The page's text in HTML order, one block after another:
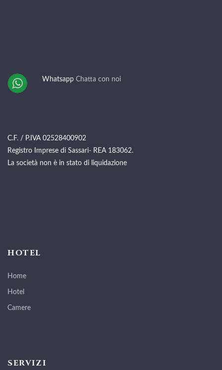
Whatsapp Chatta con noi
C.F. / P.IVA 02528400902
Registro Imprese di Sassari- REA 183062.
La società non è in stato di liquidazione
HOTEL
Home
Hotel
Camere
SERVIZI